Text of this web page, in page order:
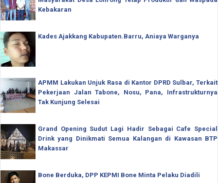
Kebakaran
Kades Ajakkang Kabupaten.Barru, Aniaya Warganya
APMM Lakukan Unjuk Rasa di Kantor DPRD Sulbar, Terkait
Pekerjaan Jalan Tabone, Nosu, Pana, Infrastrukturnya
Tak Kunjung Selesai
Grand Opening Sudut Lagi Hadir Sebagai Cafe Special
Drink yang Dinikmati Semua Kalangan di Kawasan BTP
Makassar
Bone Berduka, DPP KEPMI Bone Minta Pelaku Diadili